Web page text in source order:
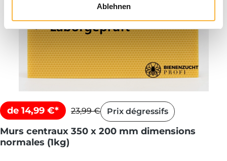
Ablehnen
de 14,99 €* 23,99 € Prix dégressifs
Murs centraux 350 x 200 mm dimensions
normales (1kg)